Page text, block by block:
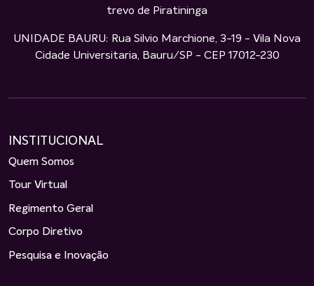
trevo de Piratininga
UNIDADE BAURU: Rua Silvio Marchione, 3-19 - Vila Nova
Cidade Universitaria, Bauru/SP - CEP 17012-230
INSTITUCIONAL
Quem Somos
Tour Virtual
Regimento Geral
Corpo Diretivo
Pesquisa e Inovação